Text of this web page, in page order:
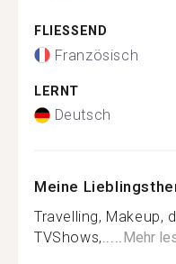
FLIESSEND
Französisch
LERNT
Deutsch
Meine
Travelling, Makeup,
TVShows,.....Mehr